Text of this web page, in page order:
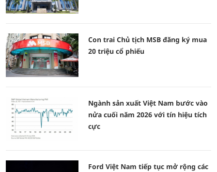
Con trai Chủ tịch MSB đăng ký mua
20 triệu cổ phiếu
Ngành sản xuất Việt Nam bước vào
nửa cuối năm 2026 với tín hiệu tích
cực
Ford Việt Nam tiếp tục mở rộng các